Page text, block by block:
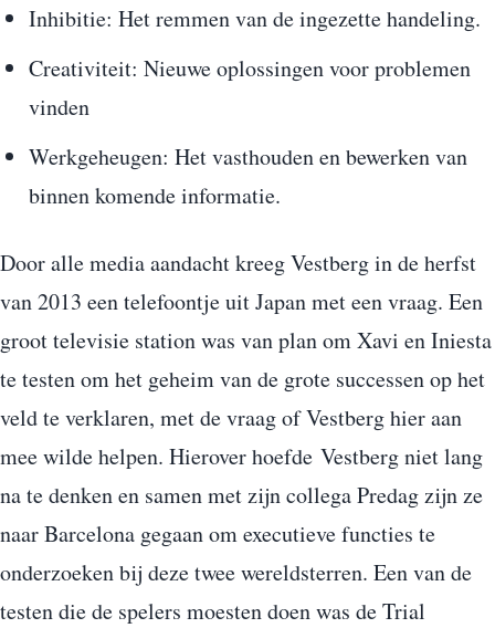
Inhibitie: Het remmen van de ingezette handeling.
Creativiteit: Nieuwe oplossingen voor problemen
vinden
Werkgeheugen: Het vasthouden en bewerken van
binnen komende informatie.
Door alle media aandacht kreeg Vestberg in de herfst
van 2013 een telefoontje uit Japan met een vraag. Een
groot televisie station was van plan om Xavi en Iniesta
te testen om het geheim van de grote successen op het
veld te verklaren, met de vraag of Vestberg hier aan
mee wilde helpen. Hierover hoefde Vestberg niet lang
na te denken en samen met zijn collega Predag zijn ze
naar Barcelona gegaan om executieve functies te
onderzoeken bij deze twee wereldsterren. Een van de
testen die de spelers moesten doen was de Trial